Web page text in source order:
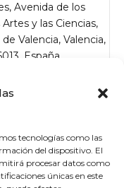
tecnologías como las
del dispositivo. El
procesar datos como
únicas en este
Avenida de los
y las Ciencias,
Valencia, Valencia,
España
2025-
2025-2026